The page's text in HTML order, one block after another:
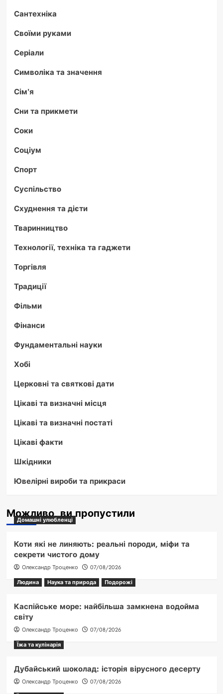
Сантехніка
Своїми руками
Серіали
Символіка та значення
Сім'я
Сни та прикмети
Соки
Соціум
Спорт
Суспільство
Схуднення та дієти
Тваринництво
Технології, техніка та гаджети
Торгівля
Традиції
Фільми
Фінанси
Фундаментальні науки
Хобі
Церковні та святкові дати
Цікаві та визначні місця
Цікаві та визначні постаті
Цікаві факти
Шкідники
Ювелірні вироби та прикраси
Можливо, ви пропустили
Домашні улюбленці
Коти які не линяють: реальні породи, міфи та
секрети чистого дому
Олександр Троценко
07/08/2026
Людина
Наука та природа Подорожі
Каспійське море: найбільша замкнена водойма
світу
Олександр Троценко
07/08/2026
Їжа та кулінарія
Дубайський шоколад: історія вірусного десерту
Олександр Троценко
07/08/2026